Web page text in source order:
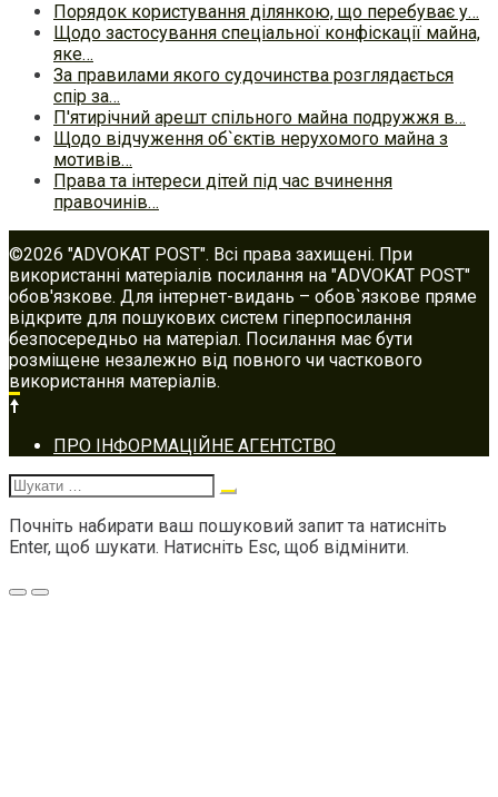
Порядок користування ділянкою, що перебуває у…
Щодо застосування спеціальної конфіскації майна,
яке…
За правилами якого судочинства розглядається
спір за…
П'ятирічний арешт спільного майна подружжя в…
Щодо відчуження об`єктів нерухомого майна з
мотивів…
Права та інтереси дітей під час вчинення
правочинів…
©2026 "ADVOKAT POST". Всі права захищені. При
використанні матеріалів посилання на "ADVOKAT POST"
обов'язкове. Для інтернет-видань – обов`язкове пряме
відкрите для пошукових систем гіперпосилання
безпосередньо на матеріал. Посилання має бути
розміщене незалежно від повного чи часткового
використання матеріалів.
Footer
navigation
ПРО ІНФОРМАЦІЙНЕ АГЕНТСТВО
Шукати:
Почніть набирати ваш пошуковий запит та натисніть
Enter, щоб шукати. Натисніть Esc, щоб відмінити.
Меню